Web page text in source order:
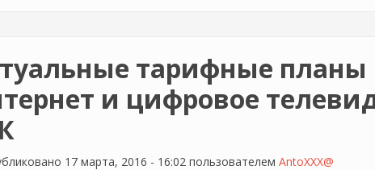
тарифные планы
и цифровое
17 марта, 2016 - 16:02 пользователем AntoXXX@